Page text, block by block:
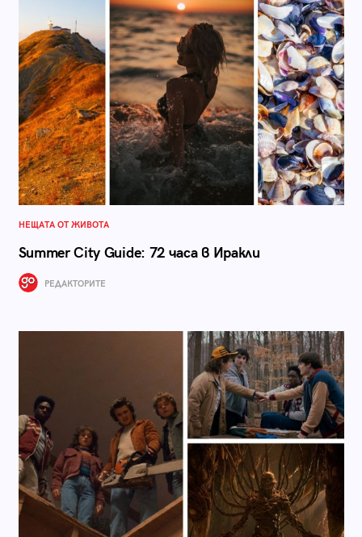
НЕЩАТА ОТ ЖИВОТА
Summer City Guide: 72 часа в Иракли
РЕДАКТОРИТЕ